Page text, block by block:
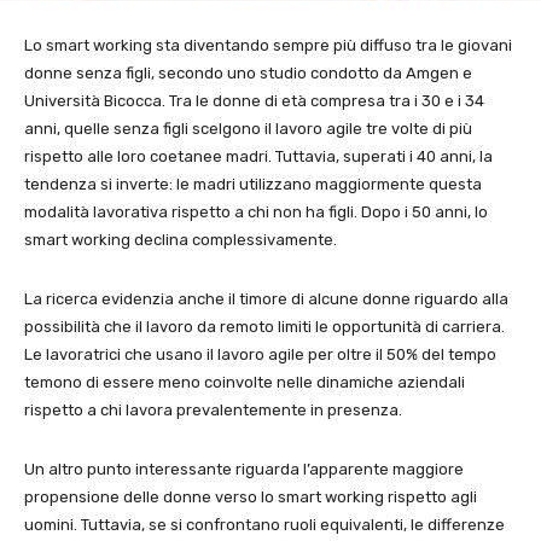
Lo smart working sta diventando sempre più diffuso tra le giovani
donne senza figli, secondo uno studio condotto da Amgen e
Università Bicocca. Tra le donne di età compresa tra i 30 e i 34
anni, quelle senza figli scelgono il lavoro agile tre volte di più
rispetto alle loro coetanee madri. Tuttavia, superati i 40 anni, la
tendenza si inverte: le madri utilizzano maggiormente questa
modalità lavorativa rispetto a chi non ha figli. Dopo i 50 anni, lo
smart working declina complessivamente.
La ricerca evidenzia anche il timore di alcune donne riguardo alla
possibilità che il lavoro da remoto limiti le opportunità di carriera.
Le lavoratrici che usano il lavoro agile per oltre il 50% del tempo
temono di essere meno coinvolte nelle dinamiche aziendali
rispetto a chi lavora prevalentemente in presenza.
Un altro punto interessante riguarda l’apparente maggiore
propensione delle donne verso lo smart working rispetto agli
uomini. Tuttavia, se si confrontano ruoli equivalenti, le differenze